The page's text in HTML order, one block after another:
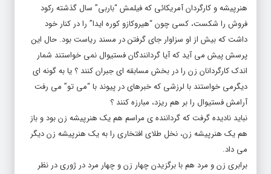
هنرپیشه و کارگردان آمریکائی که فیلمش “باربی” سال گذشته رکود
فروش را شکست، کسی چون “هیروکازو کوره ایدا” را در کنار خود
داشت که بیش از او سزاوار جای گرفتن در مسند ریاست بود. حال این
پرسش پیش می آید که آیا گردانندگان فستیوال نمی خواستند شمار
اندک کارگردانان زن را در بخش مسابقه ای جبران کنند ؟ یا به گونه ای
دیگرمی خواستند با لرزشی که خبرهای در پیوند با “می تو” می رفت
آرامش فستیوال را بر هم ریزد، مبارزه کنند ؟
نباید نادیده گرفت که گرداننده ی مراسم هم یک هنرپیشه زن بود و باز
هم یک هنرپیشه زن، نخل طلای افتخاری را به یک هنرپیشه زن دیگر
می داد.
برابری زن و مرد هم با برگزیدن چهار زن و چهار مرد در ژوری در نظر